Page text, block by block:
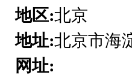
地区:北京
地址:北京市海
网址: